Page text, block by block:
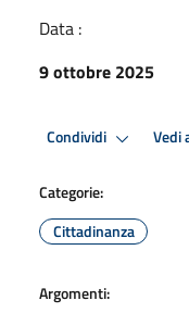
Data :
9 ottobre 2025
Condividi Vedi
Categorie:
Cittadinanza
Argomenti: